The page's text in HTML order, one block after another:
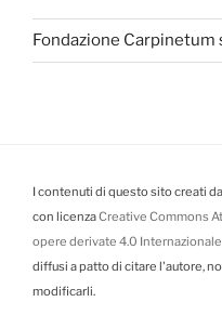
Fondazione Carpinetum
I contenuti di questo sito creati
con licenzaCreative Commons
opere derivate 4.0 Internazionale
diffusi a patto di citare l'autore,
modificarli.